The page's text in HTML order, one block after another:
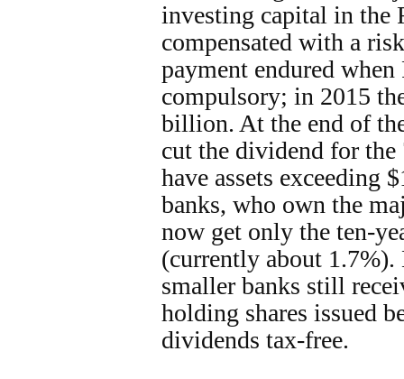
investing capital in the
compensated with a
payment endured
compulsory; in 2015
billion. At the end of
cut the dividend for the
have assets exceeding
banks, who own the
now get only the ten-
(currently about
smaller banks still
holding shares issued
dividends tax-free.